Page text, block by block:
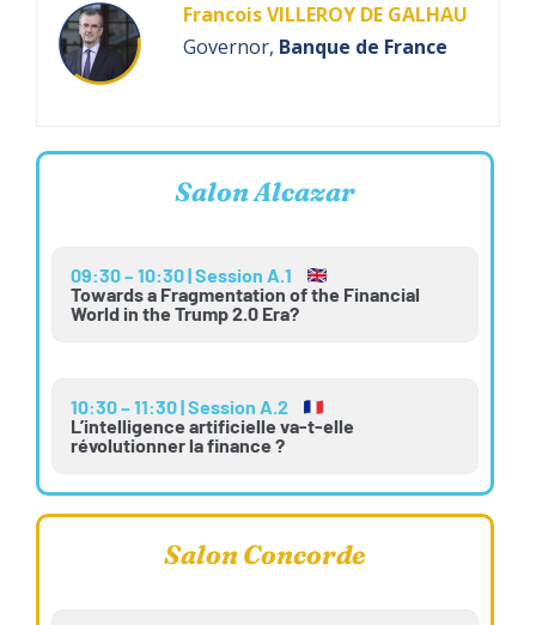
Francois VILLEROY DE GALHAU
Governor, Banque de France
Salon Alcazar
09:30 – 10:30 | Session A.1
Towards a Fragmentation of the Financial
World in the Trump 2.0 Era?
10:30 – 11:30 | Session A.2
L’intelligence artificielle va-t-elle
révolutionner la finance ?
Salon Concorde